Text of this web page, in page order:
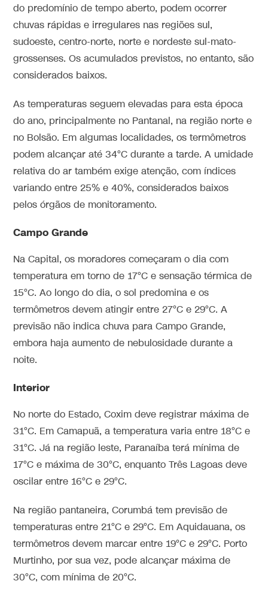
do predomínio de tempo aberto, podem ocorrer
chuvas rápidas e irregulares nas regiões sul,
sudoeste, centro-norte, norte e nordeste sul-mato-
grossenses. Os acumulados previstos, no entanto, são
considerados baixos.
As temperaturas seguem elevadas para esta época
do ano, principalmente no Pantanal, na região norte e
no Bolsão. Em algumas localidades, os termômetros
podem alcançar até 34°C durante a tarde. A umidade
relativa do ar também exige atenção, com índices
variando entre 25% e 40%, considerados baixos
pelos órgãos de monitoramento.
Campo Grande
Na Capital, os moradores começaram o dia com
temperatura em torno de 17°C e sensação térmica de
15°C. Ao longo do dia, o sol predomina e os
termômetros devem atingir entre 27°C e 29°C. A
previsão não indica chuva para Campo Grande,
embora haja aumento de nebulosidade durante a
noite.
Interior
No norte do Estado, Coxim deve registrar máxima de
31°C. Em Camapuã, a temperatura varia entre 18°C e
31°C. Já na região leste, Paranaíba terá mínima de
17°C e máxima de 30°C, enquanto Três Lagoas deve
oscilar entre 16°C e 29°C.
Na região pantaneira, Corumbá tem previsão de
temperaturas entre 21°C e 29°C. Em Aquidauana, os
termômetros devem marcar entre 19°C e 29°C. Porto
Murtinho, por sua vez, pode alcançar máxima de
30°C, com mínima de 20°C.